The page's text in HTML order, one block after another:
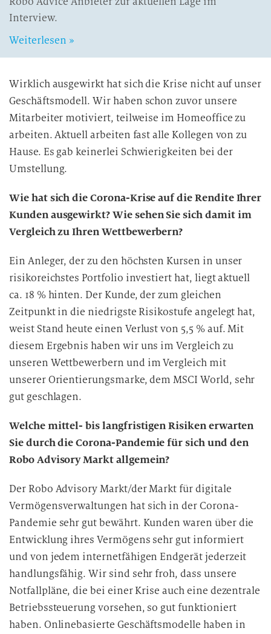
Interview.
Weiterlesen »
Wirklich ausgewirkt hat sich die Krise nicht auf unser
Geschäftsmodell. Wir haben schon zuvor unsere
Mitarbeiter motiviert, teilweise im Homeoffice zu
arbeiten. Aktuell arbeiten fast alle Kollegen von zu
Hause. Es gab keinerlei Schwierigkeiten bei der
Umstellung.
Wie hat sich die Corona-Krise auf die Rendite Ihrer
Kunden ausgewirkt? Wie sehen Sie sich damit im
Vergleich zu Ihren Wettbewerbern?
Ein Anleger, der zu den höchsten Kursen in unser
risikoreichstes Portfolio investiert hat, liegt aktuell
ca. 18 % hinten. Der Kunde, der zum gleichen
Zeitpunkt in die niedrigste Risikostufe angelegt hat,
weist Stand heute einen Verlust von 5,5 % auf. Mit
diesem Ergebnis haben wir uns im Vergleich zu
unseren Wettbewerbern und im Vergleich mit
unserer Orientierungsmarke, dem MSCI World, sehr
gut geschlagen.
Welche mittel- bis langfristigen Risiken erwarten
Sie durch die Corona-Pandemie für sich und den
Robo Advisory Markt allgemein?
Der Robo Advisory Markt/der Markt für digitale
Vermögensverwaltungen hat sich in der Corona-
Pandemie sehr gut bewährt. Kunden waren über die
Entwicklung ihres Vermögens sehr gut informiert
und von jedem internetfähigen Endgerät jederzeit
handlungsfähig. Wir sind sehr froh, dass unsere
Notfallpläne, die bei einer Krise auch eine dezentrale
Betriebssteuerung vorsehen, so gut funktioniert
haben. Onlinebasierte Geschäftsmodelle haben in